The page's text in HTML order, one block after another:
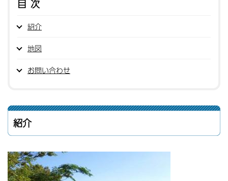
目次
紹介
地図
お問い合わせ
紹介